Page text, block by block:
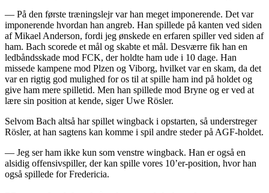
— På den første træningslejr var han meget imponerende. Det var
imponerende hvordan han angreb. Han spillede på kanten ved siden
af Mikael Anderson, fordi jeg ønskede en erfaren spiller ved siden af
ham. Bach scorede et mål og skabte et mål. Desværre fik han en
ledbåndsskade mod FCK, der holdte ham ude i 10 dage. Han
missede kampene mod Plzen og Viborg, hvilket var en skam, da det
var en rigtig god mulighed for os til at spille ham ind på holdet og
give ham mere spilletid. Men han spillede mod Bryne og er ved at
lære sin position at kende, siger Uwe Rösler.
Selvom Bach altså har spillet wingback i opstarten, så understreger
Rösler, at han sagtens kan komme i spil andre steder på AGF-holdet.
— Jeg ser ham ikke kun som venstre wingback. Han er også en
alsidig offensivspiller, der kan spille vores 10’er-position, hvor han
også spillede for Fredericia.